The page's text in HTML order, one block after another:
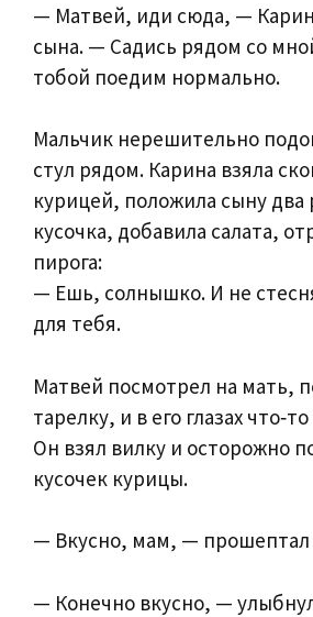
— Матвей, иди сюда, —
сына. — Садись рядом со
тобой поедим нормально.
Мальчик нерешительно
стул рядом. Карина взяла
курицей, положила сыну два
кусочка, добавила салата,
пирога:
— Ешь, солнышко. И не
для тебя.
Матвей посмотрел на мать,
тарелку, и в его глазах
Он взял вилку и осторожно
кусочек курицы.
— Вкусно, мам, — прошептал
— Конечно вкусно, —